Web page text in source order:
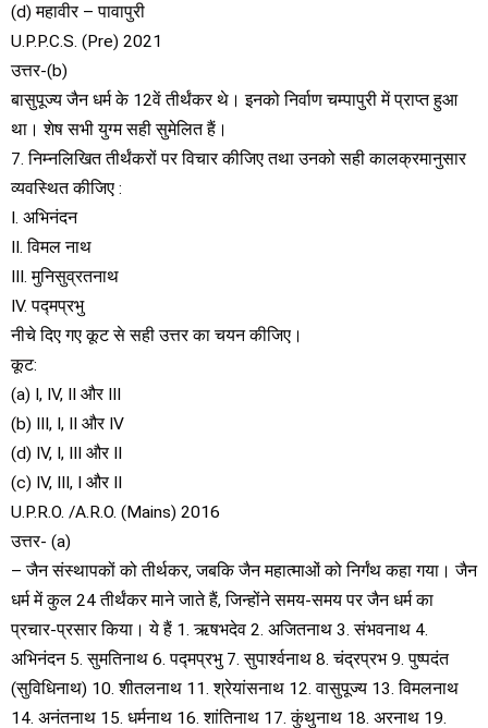
(d) महावीर – पावापुरी
U.P.P.C.S. (Pre) 2021
उत्तर-(b)
बासुपूज्य जैन धर्म के 12वें तीर्थंकर थे। इनको निर्वाण चम्पापुरी में प्राप्त हुआ
था। शेष सभी युग्म सही सुमेलित हैं।
7. निम्नलिखित तीर्थंकरों पर विचार कीजिए तथा उनको सही कालक्रमानुसार
व्यवस्थित कीजिए :
I. अभिनंदन
II. विमल नाथ
III. मुनिसुव्रतनाथ
IV. पद्मप्रभु
नीचे दिए गए कूट से सही उत्तर का चयन कीजिए।
कूट:
(a) I, IV, II और III
(b) III, I, II और IV
(d) IV, I, III और II
(c) IV, III, I और II
U.P.R.O. /A.R.O. (Mains) 2016
उत्तर- (a)
– जैन संस्थापकों को तीर्थकर, जबकि जैन महात्माओं को निर्गंथ कहा गया। जैन
धर्म में कुल 24 तीर्थंकर माने जाते हैं, जिन्होंने समय-समय पर जैन धर्म का
प्रचार-प्रसार किया। ये हैं 1. ऋषभदेव 2. अजितनाथ 3. संभवनाथ 4.
अभिनंदन 5. सुमतिनाथ 6. पद्मप्रभु 7. सुपार्श्वनाथ 8. चंद्रप्रभ 9. पुष्पदंत
(सुविधिनाथ) 10. शीतलनाथ 11. श्रेयांसनाथ 12. वासुपूज्य 13. विमलनाथ
14. अनंतनाथ 15. धर्मनाथ 16. शांतिनाथ 17. कुंथुनाथ 18. अरनाथ 19.